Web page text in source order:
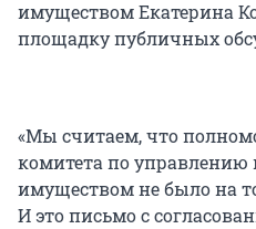
имуществом Екатерина
площадку публичных
«Мы считаем, что
комитета по
имуществом не было на
И это письмо с